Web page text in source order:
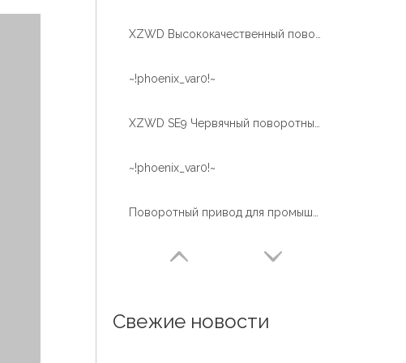
~!phoenix_var0!~
~!phoenix_var0!~
Свежие новости